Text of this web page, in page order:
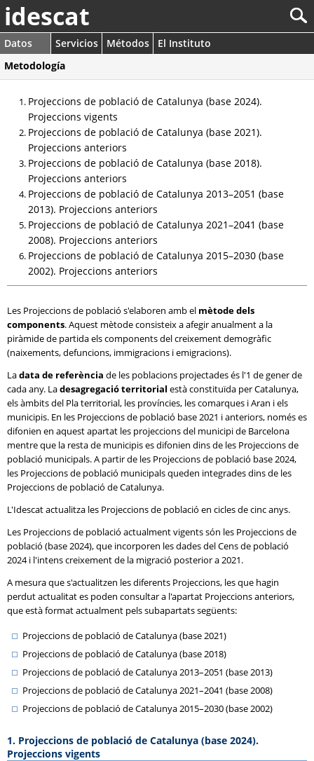
idescat
Datos Servicios Métodos
El Instituto
Metodología
Projeccions de població de Catalunya (base 2024).
Projeccions vigents
Projeccions de població de Catalunya (base 2021).
Projeccions anteriors
Projeccions de població de Catalunya (base 2018).
Projeccions anteriors
Projeccions de població de Catalunya 2013–2051 (base
2013). Projeccions anteriors
Projeccions de població de Catalunya 2021–2041 (base
2008). Projeccions anteriors
Projeccions de població de Catalunya 2015–2030 (base
2002). Projeccions anteriors
Les Projeccions de població s'elaboren amb el mètode dels
components. Aquest mètode consisteix a afegir anualment a la
piràmide de partida els components del creixement demogràfic
(naixements, defuncions, immigracions i emigracions).
Ladata de referència de les poblacions projectades és l'1 de gener de
cada any. Ladesagregació territorial està constituïda per Catalunya,
els àmbits del Pla territorial, les províncies, les comarques i Aran i els
municipis. En les Projeccions de població base 2021 i anteriors, només es
difonien en aquest apartat les projeccions del municipi de Barcelona
mentre que la resta de municipis es difonien dins de les Projeccions de
població municipals. A partir de les Projeccions de població base 2024,
les Projeccions de població municipals queden integrades dins de les
Projeccions de població de Catalunya.
L'Idescat actualitza les Projeccions de població en cicles de cinc anys.
Les Projeccions de població actualment vigents són les Projeccions de
població (base 2024), que incorporen les dades del Cens de població
2024 i l'intens creixement de la migració posterior a 2021.
A mesura que s'actualitzen les diferents Projeccions, les que hagin
perdut actualitat es poden consultar a l'apartat Projeccions anteriors,
que està format actualment pels subapartats següents:
Projeccions de població de Catalunya (base 2021)
Projeccions de població de Catalunya (base 2018)
Projeccions de població de Catalunya 2013–2051 (base 2013)
Projeccions de població de Catalunya 2021–2041 (base 2008)
Projeccions de població de Catalunya 2015–2030 (base 2002)
1. Projeccions de població de Catalunya (base 2024).
Projeccions vigents